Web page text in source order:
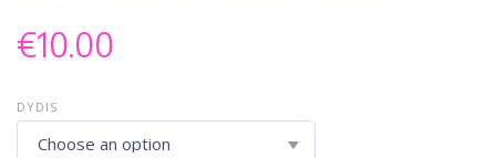
€10.00
DYDIS
Choose an option